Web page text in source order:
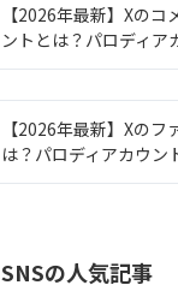
【2026年最新】Xのコ
ントとは？パロディア
やPCFラベルの設定方
【2026年最新】Xのフ
は？パロディアカウン
ラベルの設定方法を解
SNSの人気記事